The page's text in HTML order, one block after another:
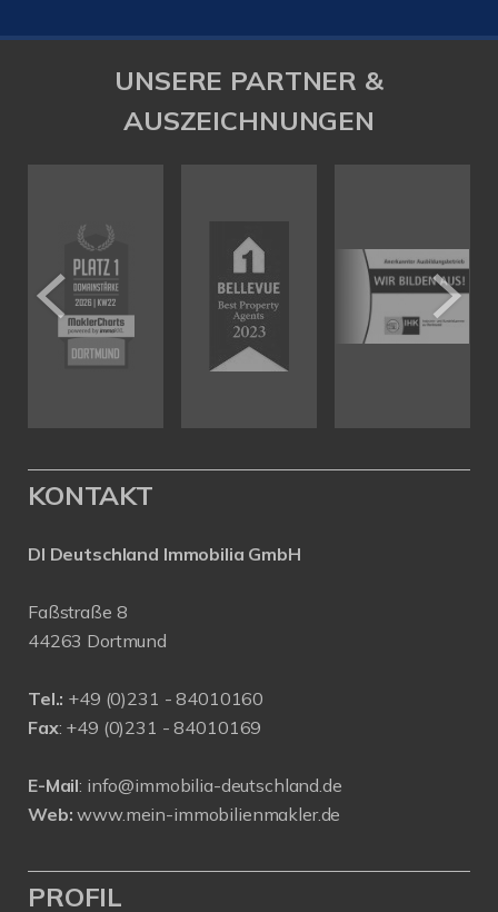
UNSERE PARTNER &
AUSZEICHNUNGEN
KONTAKT
DI Deutschland Immobilia GmbH
Faßstraße 8
44263 Dortmund
Tel.: +49 (0)231 - 84010160
Fax: +49 (0)231 - 84010169
E-Mail: info@immobilia-deutschland.de
Web: www.mein-immobilienmakler.de
PROFIL